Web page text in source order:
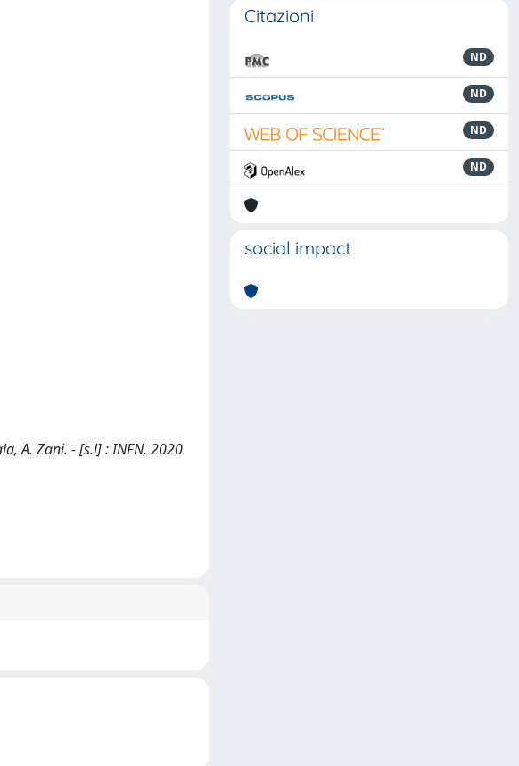
A. Zani. - [s.l] : INFN, 2020
Citazioni
ND
ND
ND
ND
social impact